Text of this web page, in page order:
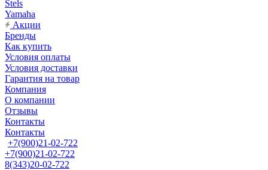
Stels
Yamaha
Акции
Бренды
Как купить
Условия оплаты
Условия доставки
Гарантия на товар
Компания
О компании
Отзывы
Контакты
Контакты
+7(900)21-02-722
+7(900)21-02-722
8(343)20-02-722